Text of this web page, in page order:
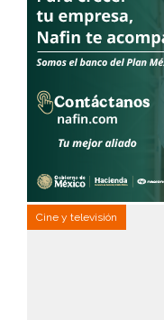
Cine y televisión